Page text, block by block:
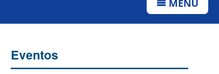
MENU
Eventos